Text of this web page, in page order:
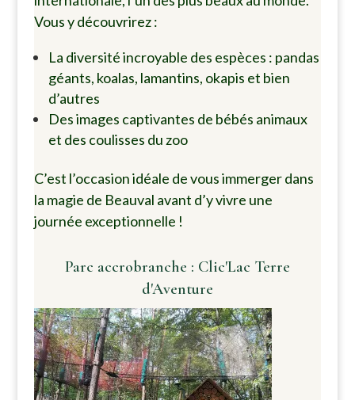
Vous y découvrirez :
La diversité incroyable des espèces : pandas
géants, koalas, lamantins, okapis et bien
d’autres
Des images captivantes de bébés animaux
et des coulisses du zoo
C’est l’occasion idéale de vous immerger dans
la magie de Beauval avant d’y vivre une
journée exceptionnelle !
Parc accrobranche : Clic'Lac Terre
d'Aventure